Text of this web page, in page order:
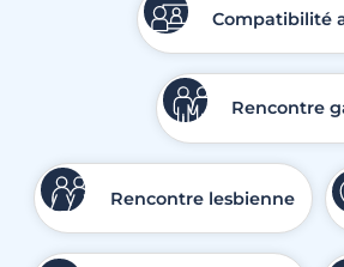
Compatibilité
Rencontre
Rencontre lesbienne